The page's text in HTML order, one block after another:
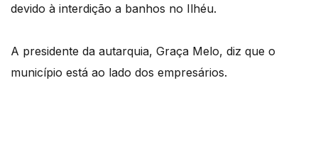
devido à interdição a banhos no Ilhéu.
A presidente da autarquia, Graça Melo, diz que o
município está ao lado dos empresários.